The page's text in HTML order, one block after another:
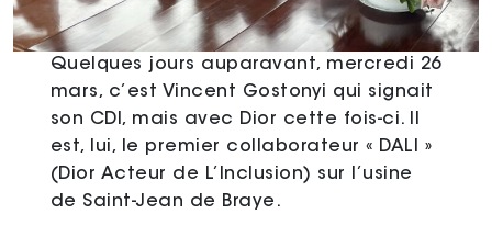
Quelques jours auparavant, mercredi 26
mars, c’est Vincent Gostonyi qui signait
son CDI, mais avec Dior cette fois-ci. Il
est, lui, le premier collaborateur « DALI »
(Dior Acteur de L’Inclusion) sur l’usine
de Saint-Jean de Braye.